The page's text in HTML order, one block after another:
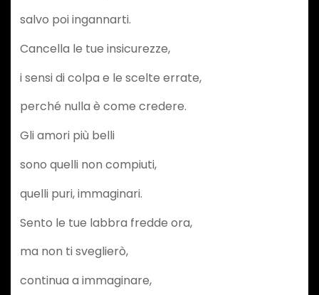
salvo poi ingannarti.
Cancella le tue insicurezze,
i sensi di colpa e le scelte errate,
perché nulla è come credere.
Gli amori più belli
sono quelli non compiuti,
quelli puri, immaginari.
Sento le tue labbra fredde ora,
ma non ti sveglierò,
continua a immaginare,